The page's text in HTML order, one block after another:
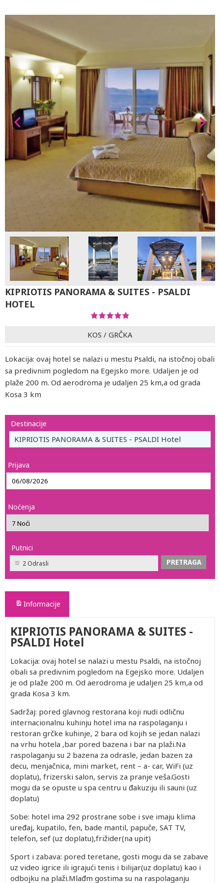
KIPRIOTIS PANORAMA & SUITES - PSALDI
HOTEL
KOS / GRČKA
Lokacija: ovaj hotel se nalazi u mestu Psaldi, na istočnoj obali
sa predivnim pogledom na Egejsko more. Udaljen je od
plaže 200 m. Od aerodroma je udaljen 25 km,a od grada
Kosa 3 km
Destinacije
KIPRIOTIS PANORAMA & SUITES - PSALDI Hotel
Prijava
Noćenja
Putnici
2 Odrasli
Informacije
KIPRIOTIS PANORAMA & SUITES -
PSALDI Hotel
Lokacija: ovaj hotel se nalazi u mestu Psaldi, na istočnoj
obali sa predivnim pogledom na Egejsko more. Udaljen
je od plaže 200 m. Od aerodroma je udaljen 25 km,a od
grada Kosa 3 km.
Sadržaj: pored glavnog restorana koji nudi odličnu
internacionalnu kuhinju hotel ima na raspolaganju i
restoran grčke kuhinje, 2 bara od kojih se jedan nalazi
na vrhu hotela ,bar pored bazena i bar na plaži.Na
raspolaganju su 2 bazena za odrasle, jedan bazen za
decu, menjačnica, mini market, rent – a- car, WiFi (uz
doplatu), frizerski salon, servis za pranje veša.Gosti
mogu da se opuste u spa centru u đakuziju ili sauni (uz
doplatu)
Sobe: hotel ima 292 prostrane sobe i sve imaju klima
uređaj, kupatilo, fen, bade mantil, papuče, SAT TV,
telefon, sef (uz doplatu),frižider(na upit)
Sport i zabava: pored teretane, gosti mogu da se zabave
uz video igrice ili igrajući tenis i bilijar(uz doplatu) kao i
odbojku na plaži.Mlađm gostima su na raspolaganju